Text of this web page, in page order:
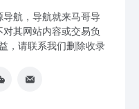
航，导航就来马哥导
其网站内容或交易负
，请联系我们删除收录